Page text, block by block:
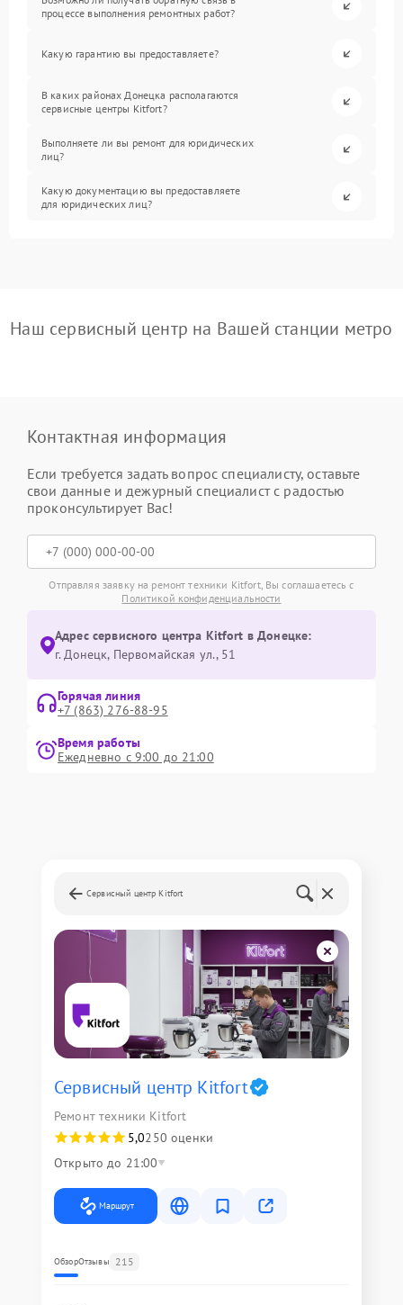
процессе выполнения ремонтных работ?
Какую гарантию вы предоставляете?
В каких районах Донецка располагаются
сервисные центры Kitfort?
Выполняете ли вы ремонт для юридических
лиц?
Какую документацию вы предоставляете
для юридических лиц?
Наш сервисный центр на Вашей станции метро
Контактная информация
Если требуется задать вопрос специалисту, оставьте
свои данные и дежурный специалист с радостью
проконсультирует Вас!
Отправляя заявку на ремонт техники Kitfort, Вы соглашаетесь с
Политикой конфиденциальности
Адрес сервисного центра Kitfort в Донецке:
г. Донецк, Первомайская ул., 51
Горячая линия
+7 (863) 276-88-95
Время работы
Ежедневно с 9:00 до 21:00
Сервисный центр Kitfort
Сервисный центр Kitfort
Ремонт техники Kitfort
5,0250 оценки
Открыто до 21:00
Маршрут
ОбзорОтзывы 215